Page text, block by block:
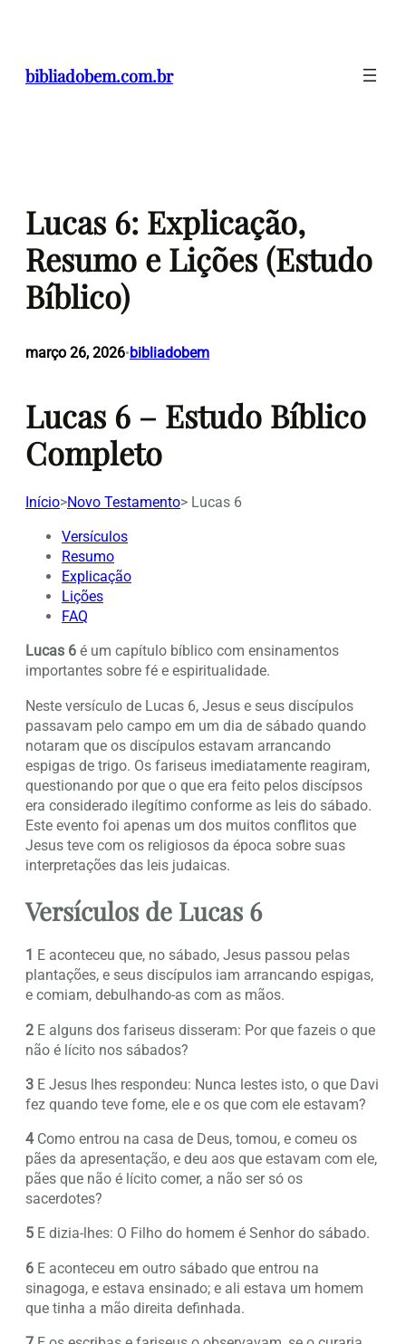
conteúdo
bibliadobem.com.br
Lucas 6: Explicação,
Resumo e Lições (Estudo
Bíblico)
março 26, 2026•bibliadobem
Lucas 6 – Estudo Bíblico
Completo
Início>Novo Testamento> Lucas 6
Versículos
Resumo
Explicação
Lições
FAQ
Lucas 6 é um capítulo bíblico com ensinamentos
importantes sobre fé e espiritualidade.
Neste versículo de Lucas 6, Jesus e seus discípulos
passavam pelo campo em um dia de sábado quando
notaram que os discípulos estavam arrancando
espigas de trigo. Os fariseus imediatamente reagiram,
questionando por que o que era feito pelos discípsos
era considerado ilegítimo conforme as leis do sábado.
Este evento foi apenas um dos muitos conflitos que
Jesus teve com os religiosos da época sobre suas
interpretações das leis judaicas.
Versículos de Lucas 6
1 E aconteceu que, no sábado, Jesus passou pelas
plantações, e seus discípulos iam arrancando espigas,
e comiam, debulhando-as com as mãos.
2 E alguns dos fariseus disseram: Por que fazeis o que
não é lícito nos sábados?
3 E Jesus lhes respondeu: Nunca lestes isto, o que Davi
fez quando teve fome, ele e os que com ele estavam?
4Como entrou na casa de Deus, tomou, e comeu os
pães da apresentação, e deu aos que estavam com ele,
pães que não é lícito comer, a não ser só os
sacerdotes?
5 E dizia-lhes: O Filho do homem é Senhor do sábado.
6 E aconteceu em outro sábado que entrou na
sinagoga, e estava ensinado; e ali estava um homem
que tinha a mão direita definhada.